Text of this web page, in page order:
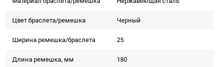
Цвет браслета/ремешка Черный
Ширина ремешка/браслета 25
Длина ремешка, мм 180